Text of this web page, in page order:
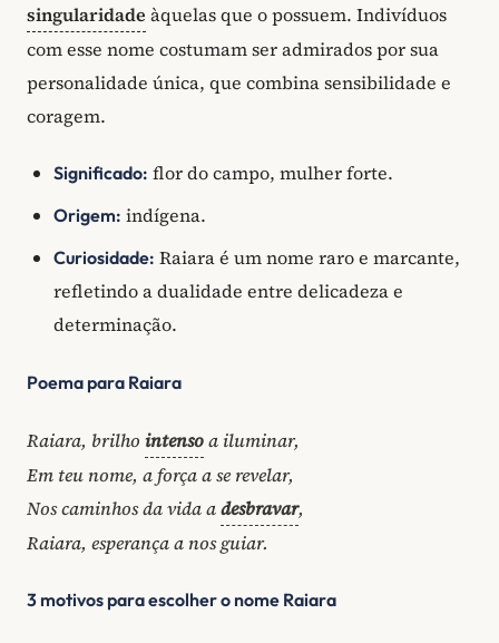
singularidade àquelas que o possuem. Indivíduos
com esse nome costumam ser admirados por sua
personalidade única, que combina sensibilidade e
coragem.
Significado: flor do campo, mulher forte.
Origem: indígena.
Curiosidade: Raiara é um nome raro e marcante,
refletindo a dualidade entre delicadeza e
determinação.
Poema para Raiara
Raiara, brilho intensoa iluminar,
Em teu nome, a força a se revelar,
Nos caminhos da vida adesbravar,
Raiara, esperança a nos guiar.
3 motivos para escolher o nome Raiara